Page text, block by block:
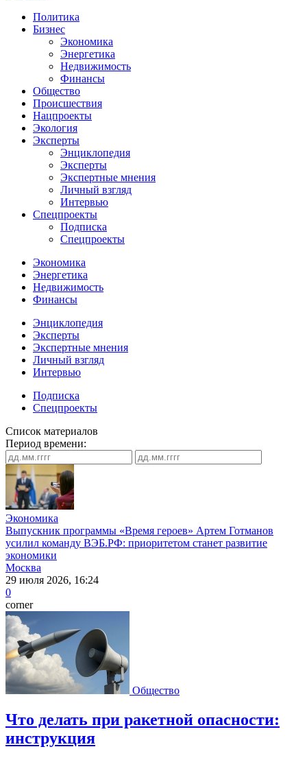
Политика
Бизнес
Экономика
Энергетика
Недвижимость
Финансы
Общество
Происшествия
Нацпроекты
Экология
Эксперты
Энциклопедия
Эксперты
Экспертные мнения
Личный взгляд
Интервью
Спецпроекты
Подписка
Спецпроекты
Экономика
Энергетика
Недвижимость
Финансы
Энциклопедия
Эксперты
Экспертные мнения
Личный взгляд
Интервью
Подписка
Спецпроекты
Список материалов
Период времени:
Экономика
Выпускник программы «Время героев» Артем Готманов
усилил команду ВЭБ.РФ: приоритетом станет развитие
экономики
Москва
29 июля 2026, 16:24
0
corner
Общество
Что делать при ракетной опасности:
инструкция